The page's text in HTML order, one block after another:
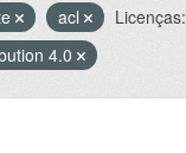
acl
Licenças:
4.0